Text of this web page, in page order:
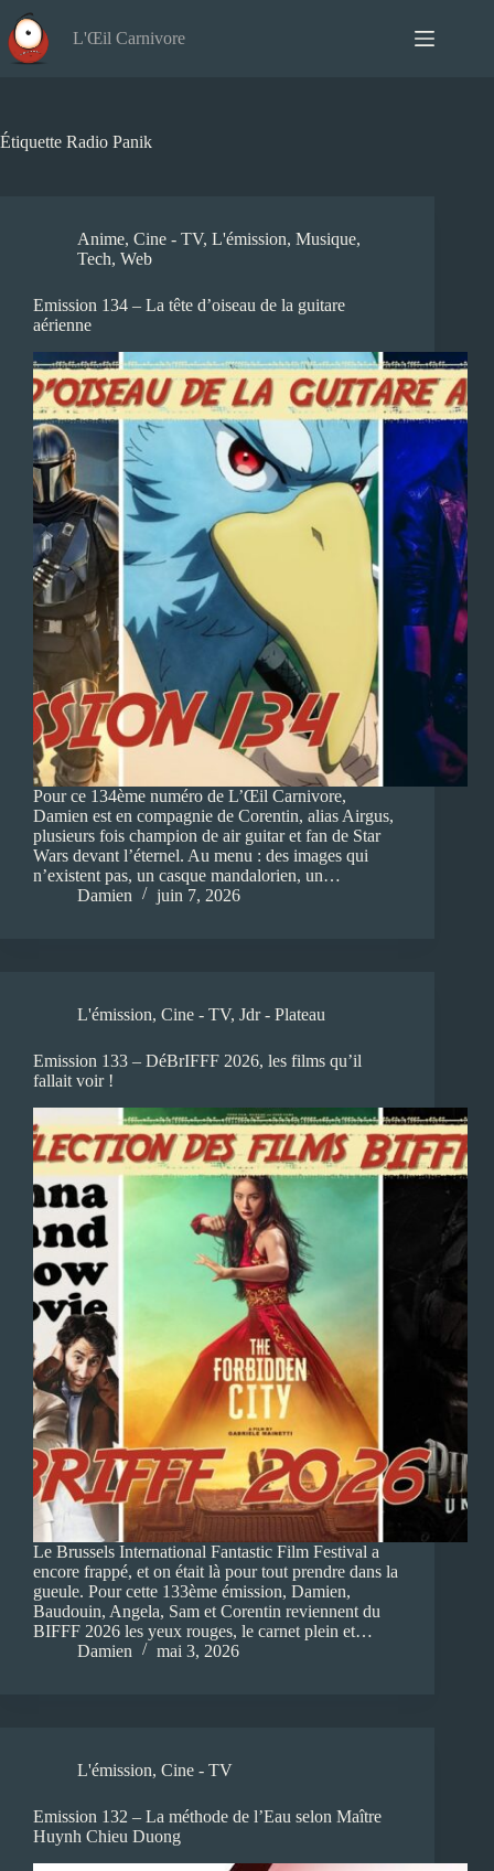
au
contenu
L'Œil Carnivore
Étiquette Radio Panik
Anime, Cine - TV, L'émission, Musique,
Tech, Web
Emission 134 – La tête d’oiseau de la guitare
aérienne
Pour ce 134ème numéro de L’Œil Carnivore,
Damien est en compagnie de Corentin, alias Airgus,
plusieurs fois champion de air guitar et fan de Star
Wars devant l’éternel. Au menu : des images qui
n’existent pas, un casque mandalorien, un…
Damien
juin 7, 2026
L'émission, Cine - TV, Jdr - Plateau
Emission 133 – DéBrIFFF 2026, les films qu’il
fallait voir !
Le Brussels International Fantastic Film Festival a
encore frappé, et on était là pour tout prendre dans la
gueule. Pour cette 133ème émission, Damien,
Baudouin, Angela, Sam et Corentin reviennent du
BIFFF 2026 les yeux rouges, le carnet plein et…
Damien
mai 3, 2026
L'émission, Cine - TV
Emission 132 – La méthode de l’Eau selon Maître
Huynh Chieu Duong